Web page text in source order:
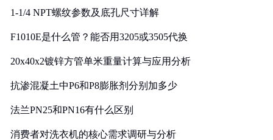
1-1/4 NPT螺纹参数及底孔尺寸详解
F1010E是什么管？能否用3205或3505代换
20x40x2镀锌方管单米重量计算与应用分析
抗渗混凝土中P6和P8膨胀剂分别加多少
法兰PN25和PN16有什么区别
消费者对洗衣机的核心需求调研与分析